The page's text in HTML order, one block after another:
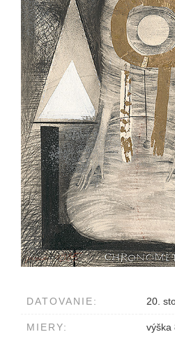
DATOVANIE: 20.
MIERY: výška